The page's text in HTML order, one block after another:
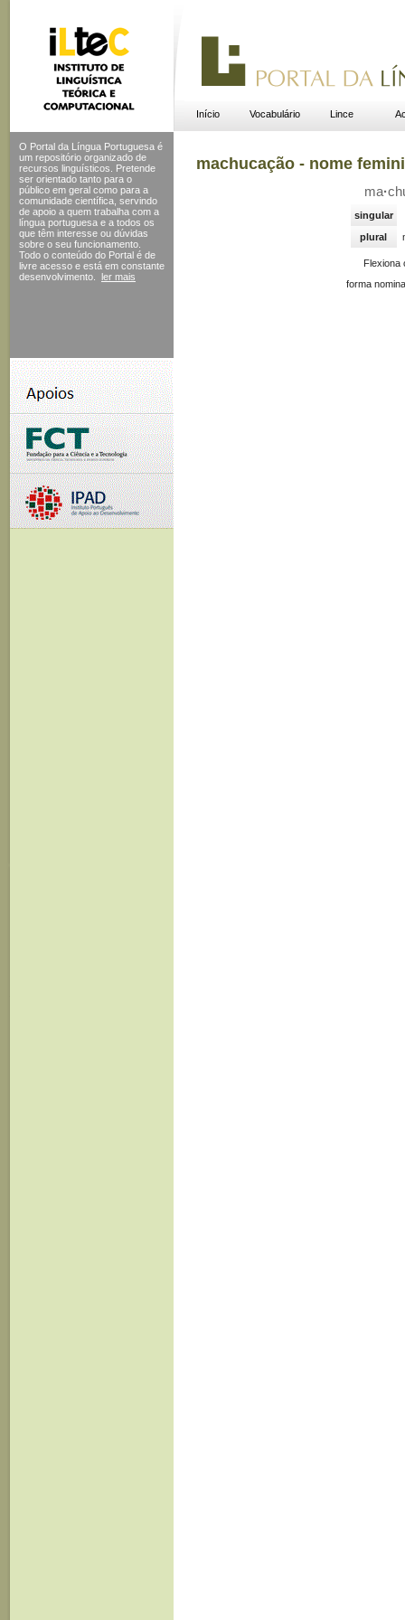
Início Vocabulário Lince
O Portal da Língua Portuguesa é
um repositório organizado de
recursos linguísticos. Pretende
ser orientado tanto para o
público em geral como para a
comunidade científica, servindo
de apoio a quem trabalha com a
língua portuguesa e a todos os
que têm interesse ou dúvidas
sobre o seu funcionamento.
Todo o conteúdo do Portal é de
livre acesso e está em constante
desenvolvimento.
ler mais
machucação - nome
ma·
singular
plural
Flexiona
forma